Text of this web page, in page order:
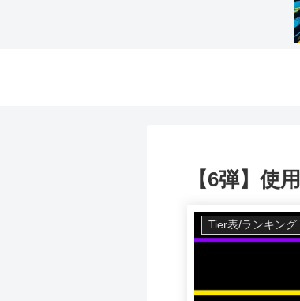
【6弾】使
Tier表/ランキング